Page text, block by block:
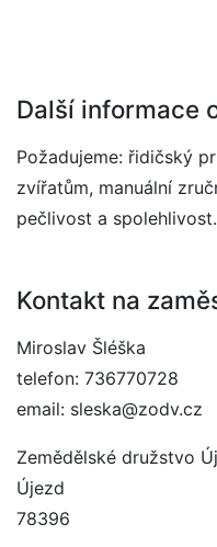
Další informace
Požadujeme: řidičský
zvířatům, manuální
pečlivost a spolehlivost.
Kontakt na
Miroslav Šléška
telefon: 736770728
email: sleska@zodv.cz
Zemědělské družstvo
Újezd
78396